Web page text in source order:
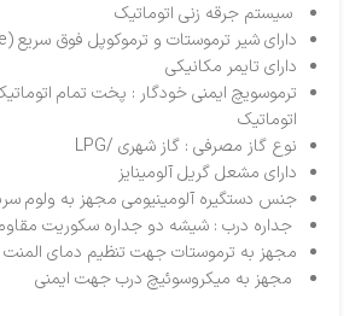
سیستم جرقه زنی اتوماتیک
دارای شیر ترموستات و ترموکوپل فوق سریع (Top Time)
دارای تایمر مکانیکی
ترموسویچ ایمنی خودگار : پخت تمام
اتوماتیک
نوع گاز مصرفی : گاز شهری /LPG
دارای مشعل گریل آلومینایز
جنس دستگیره آلومینیومی مجهز به ولوم
جداره درب : شیشه دو جداره سکوریت
مجهز به ترموستات جهت تنظیم دمای المنت
مجهز به میکروسوئیچ درب جهت ایمنی